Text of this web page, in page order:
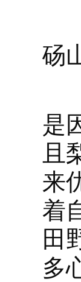
砀
“
是
且
来
着
田
多